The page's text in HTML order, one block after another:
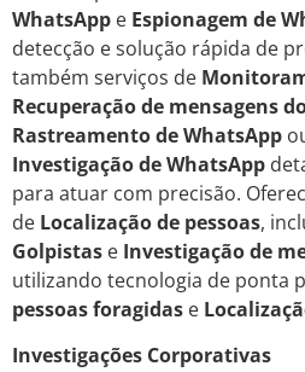
WhatsApp e Espionagem de
detecção e solução rápida de
também serviços de
Recuperação de mensagens
Rastreamento de WhatsApp
Investigação de WhatsApp
para atuar com precisão.
de Localização de pessoas,
Golpistas e Investigação de
utilizando tecnologia de ponta
pessoas foragidas e
Investigações Corporativas